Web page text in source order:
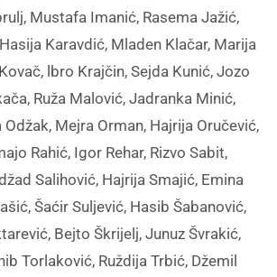
Mustafa Imanić, Rasema Jažić,
Karavdić, Mladen Klačar, Marija
lbro Krajčin, Sejda Kunić, Jozo
Ruža Malović, Jadranka Minić,
Mejra Orman, Hajrija Oručević,
Rahić, Igor Rehar, Rizvo Sabit,
Salihović, Hajrija Smajić, Emina
Šaćir Suljević, Hasib Šabanović,
Bejto Škrijelj, Junuz Švrakić,
Torlaković, Ruždija Trbić, Džemil